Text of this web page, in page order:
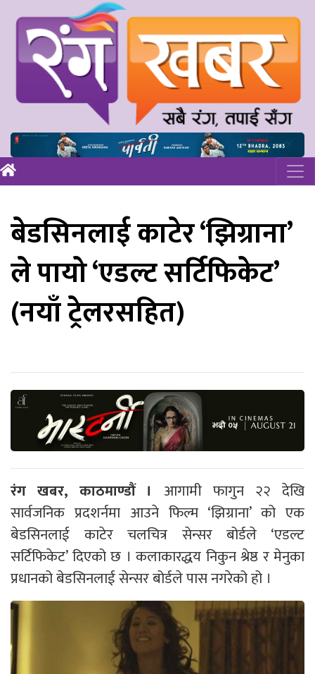
बेडसिनलाई काटेर ‘झिग्राना’
ले पायो ‘एडल्ट सर्टिफिकेट’
(नयाँ ट्रेलरसहित)
रंग खबर, काठमाण्डौं । आगामी फागुन २२ देखि
सार्वजनिक प्रदशर्नमा आउने फिल्म ‘झिग्राना’ को एक
बेडसिनलाई काटेर चलचित्र सेन्सर बोर्डले ‘एडल्ट
सर्टिफिकेट’ दिएको छ । कलाकारद्धय निकुन श्रेष्ठ र मेनुका
प्रधानको बेडसिनलाई सेन्सर बोर्डले पास नगरेको हो ।